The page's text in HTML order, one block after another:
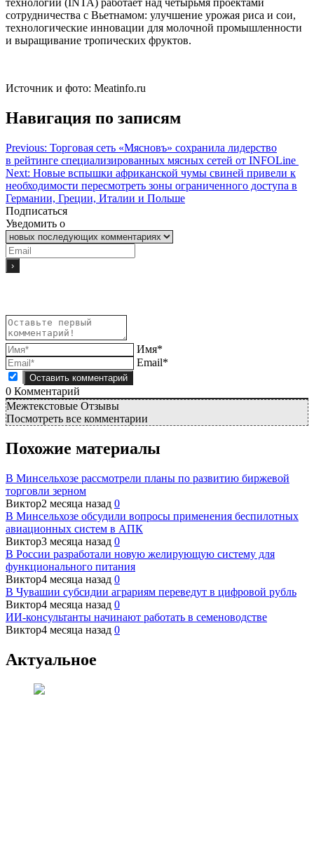
сотрудничества с Вьетнамом: улучшение урожая риса и сои,
технологические инновации для молочной промышленности
и выращивание тропических фруктов.
Источник и фото: Meatinfo.ru
Навигация по записям
Previous: Торговая сеть «Мясновъ» сохранила лидерство
в рейтинге специализированных мясных сетей от INFOLine
Next: Новые вспышки африканской чумы свиней привели к
необходимости пересмотреть зоны ограниченного доступа в
Германии, Греции, Италии и Польше
Подписаться
Уведомить о
Имя*
Email*
0 Комментарий
Межтекстовые Отзывы
Посмотреть все комментарии
Похожие материалы
В Минсельхозе рассмотрели планы по развитию биржевой
торговли зерном
Виктор2 месяца назад 0
В Минсельхозе обсудили вопросы применения беспилотных
авиационных систем в АПК
Виктор3 месяца назад 0
В России разработали новую желирующую систему для
функционального питания
Виктор4 месяца назад 0
В Чувашии субсидии аграриям переведут в цифровой рубль
Виктор4 месяца назад 0
ИИ-консультанты начинают работать в семеноводстве
Виктор4 месяца назад 0
Актуальное